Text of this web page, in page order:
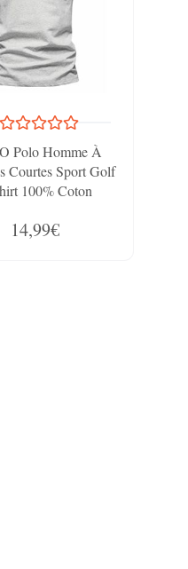
Polo Homme À
Courtes Sport Golf
100% Coton
14,99€